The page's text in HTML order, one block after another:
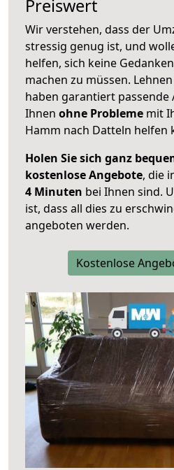
Preiswert
Wir verstehen, dass der
stressig genug ist, und
helfen, sich keine
machen zu müssen.
haben garantiert passende
Ihnen ohne Probleme mit
Hamm nach Datteln helfen
Holen Sie sich ganz
kostenlose Angebote, die
4 Minuten bei Ihnen sind.
ist, dass all dies zu
angeboten werden.
Kostenlose